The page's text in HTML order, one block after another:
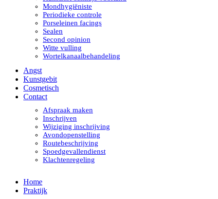
Mondhygiëniste
Periodieke controle
Porseleinen facings
Sealen
Second opinion
Witte vulling
Wortelkanaalbehandeling
Angst
Kunstgebit
Cosmetisch
Contact
Afspraak maken
Inschrijven
Wijziging inschrijving
Avondopenstelling
Routebeschrijving
Spoedgevallendienst
Klachtenregeling
Home
Praktijk